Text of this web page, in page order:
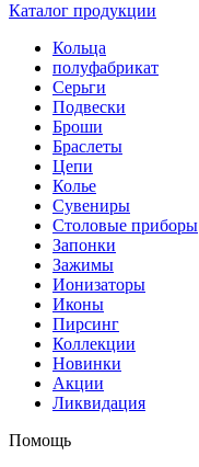
Каталог продукции
Кольца
полуфабрикат
Серьги
Подвески
Броши
Браслеты
Цепи
Колье
Сувениры
Столовые приборы
Запонки
Зажимы
Ионизаторы
Иконы
Пирсинг
Коллекции
Новинки
Акции
Ликвидация
Помощь